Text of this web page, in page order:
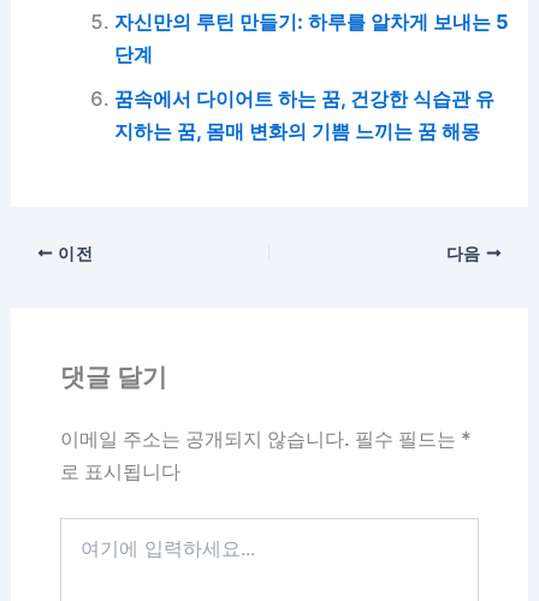
자신만의 루틴 만들기: 하루를 알차게 보내는 5
단계
꿈속에서 다이어트 하는 꿈, 건강한 식습관 유
지하는 꿈, 몸매 변화의 기쁨 느끼는 꿈 해몽
이전 다음
댓글 달기
이메일 주소는 공개되지 않습니다. 필수 필드는 *
로 표시됩니다